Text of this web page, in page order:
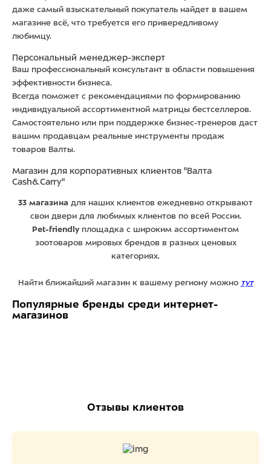
даже самый взыскательный покупатель найдет в вашем
магазине всё, что требуется его привередливому
любимцу.
Персональный менеджер-эксперт
Ваш профессиональный консультант в области повышения
эффективности бизнеса.
Всегда поможет с рекомендациями по формированию
индивидуальной ассортиментной матрицы бестселлеров.
Самостоятельно или при поддержке бизнес-тренеров даст
вашим продавцам реальные инструменты продаж
товаров Валты.
Магазин для корпоративных клиентов "Валта
Cash&Carry"
33 магазина для наших клиентов ежедневно открывают
свои двери для любимых клиентов по всей России.
Pet-friendly площадка с широким ассортиментом
зоотоваров мировых брендов в разных ценовых
категориях.
Найти ближайший магазин к вашему региону можно тут
Популярные бренды среди интернет-
магазинов
Отзывы клиентов